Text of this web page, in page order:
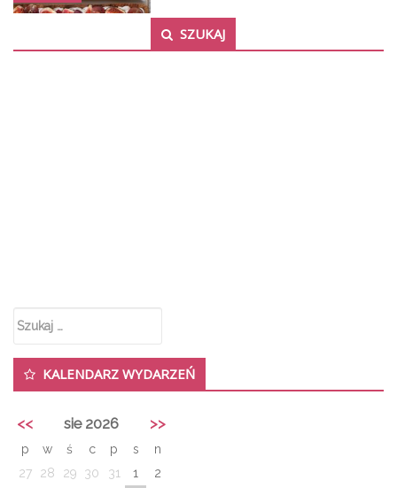
Secondary SidebarSZUKAJ
Szukaj:
KALENDARZ WYDARZEŃ
<< sie 2026 >>
p w ś c p s
n
27
28 29 30 31 1
2